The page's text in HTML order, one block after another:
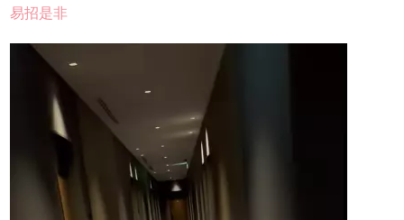
易招是非